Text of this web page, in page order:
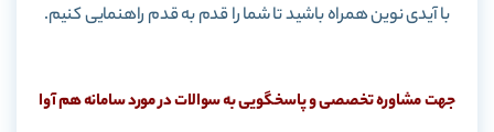
با آیدی نوین همراه باشید تا شما را قدم به قدم راهنمایی کنیم.
جهت مشاوره تخصصی و پاسخگویی به سوالات در مورد سامانه هم آوا